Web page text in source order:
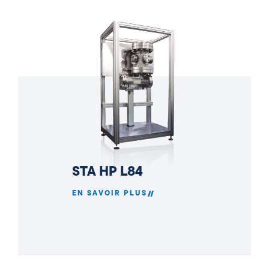
STA HP L84
EN SAVOIR PLUS